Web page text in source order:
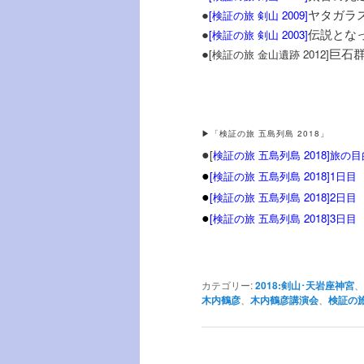
●[検証の旅 剣山 2009]ヤタガラ
●[検証の旅 剣山 2003]伝説とな
●[検証の旅 金山遺跡 2012]巨石
▶「検証の旅 五島列島 2018」
●[検証の旅 五島列島 2018]旅の
●[検証の旅 五島列島 2018]1日目
●[検証の旅 五島列島 2018]2日目
●[検証の旅 五島列島 2018]3日目
カテゴリー:2018:剣山･天岩座神宮
木内鶴彦 木内鶴彦講演会 検証の